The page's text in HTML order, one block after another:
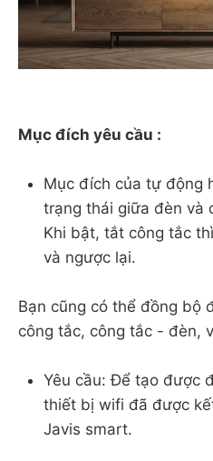
Mục đích yêu cầu :
Mục đích của tự động
trạng thái giữa đèn và
Khi bật, tắt công tắc
và ngược lại.
Bạn cũng có thể đồng bộ
công tắc, công tắc - đèn,
Yêu cầu: Để tạo được
thiết bị wifi đã được
Javis smart.